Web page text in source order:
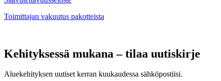
Toimittajan vakuutus pakotteista
Kehityksessä mukana – tilaa uutiskirje
Aluekehityksen uutiset kerran kuukaudessa sähköpostiisi.